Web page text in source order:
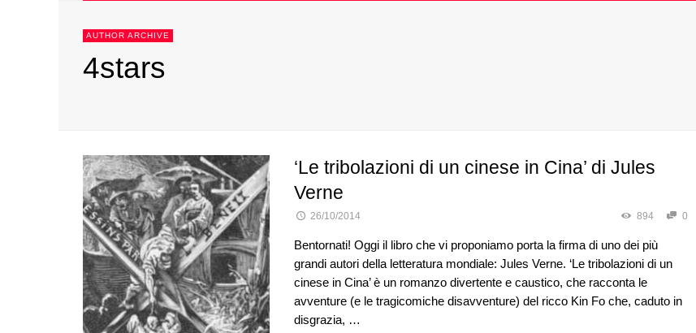
AUTHOR ARCHIVE
4stars
‘Le tribolazioni di un cinese in Cina’ di Jules
Verne
26/10/2014 894 0
Bentornati! Oggi il libro che vi proponiamo porta la firma di uno dei più
grandi autori della letteratura mondiale: Jules Verne. ‘Le tribolazioni di un
cinese in Cina’ è un romanzo divertente e caustico, che racconta le
avventure (e le tragicomiche disavventure) del ricco Kin Fo che, caduto in
disgrazia, …